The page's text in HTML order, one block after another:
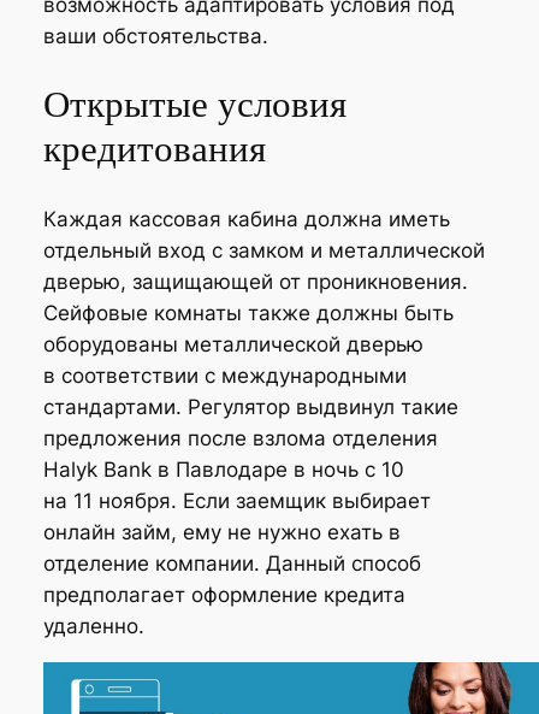
возможность адаптировать условия под
ваши обстоятельства.
Открытые условия
кредитования
Каждая кассовая кабина должна иметь
отдельный вход с замком и металлической
дверью, защищающей от проникновения.
Сейфовые комнаты также должны быть
оборудованы металлической дверью
в соответствии с международными
стандартами. Регулятор выдвинул такие
предложения после взлома отделения
Halyk Bank в Павлодаре в ночь с 10
на 11 ноября. Если заемщик выбирает
онлайн займ, ему не нужно ехать в
отделение компании. Данный способ
предполагает оформление кредита
удаленно.